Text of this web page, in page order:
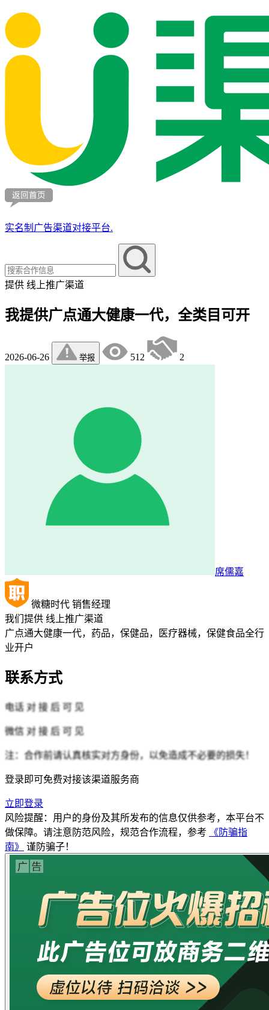
实名制广告渠道对接平台.
提供 线上推广渠道
我提供广点通大健康一代，全类目可开
2026-06-26 举报 512 2
席儒嘉
微糖时代 销售经理
我们提供 线上推广渠道
广点通大健康一代，药品，保健品，医疗器械，保健食品全行
业开户
联系方式
电话 对 接 后 可 见
微信 对 接 后 可 见
注：合作前请认真核实对方身份，以免造成不必要的损失！
登录即可免费对接该渠道服务商
立即登录
风险提醒：用户的身份及其所发布的信息仅供参考，本平台不
做保障。请注意防范风险，规范合作流程，参考
《防骗指
南》
谨防骗子！